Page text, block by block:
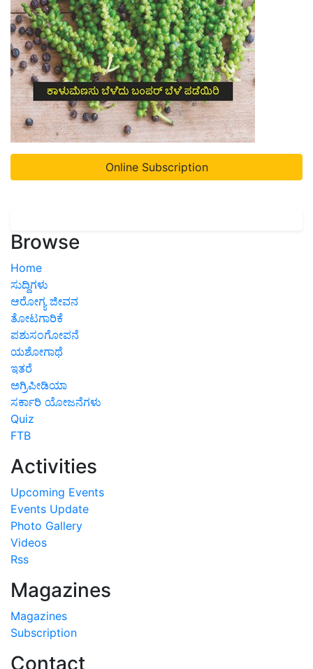
Online Subscription
Browse
Home
ಸುದ್ದಿಗಳು
ಆರೋಗ್ಯ ಜೀವನ
ತೋಟಗಾರಿಕೆ
ಪಶುಸಂಗೋಪನೆ
ಯಶೋಗಾಥೆ
ಇತರೆ
ಅಗ್ರಿಪೀಡಿಯಾ
ಸರ್ಕಾರಿ ಯೋಜನೆಗಳು
Quiz
FTB
Activities
Upcoming Events
Events Update
Photo Gallery
Videos
Rss
Magazines
Magazines
Subscription
Contact